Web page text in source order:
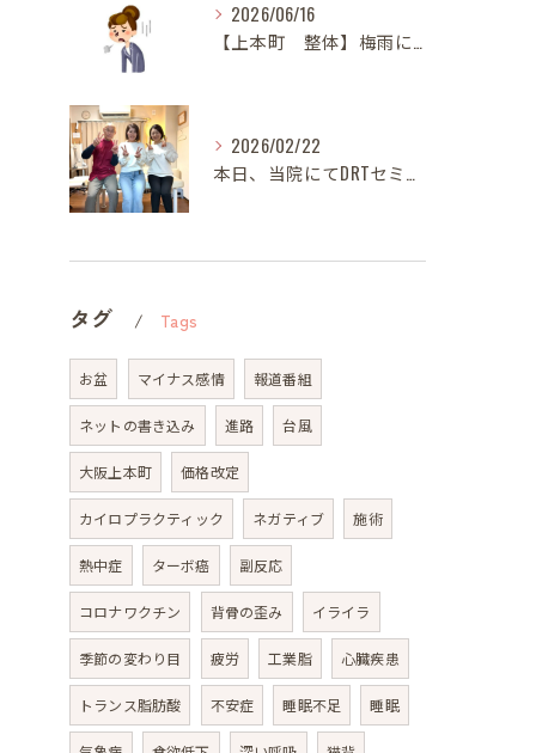
2026/06/16
【上本町 整体】梅雨になると体調が悪くなる方へ
2026/02/22
本日、当院にてDRTセミナーを開催いたしました。
タグ Tags
お盆 マイナス感情 報道番組
ネットの書き込み 進路 台風
大阪上本町 価格改定
カイロプラクティック ネガティブ 施術
熱中症 ターボ癌 副反応
コロナワクチン 背骨の歪み イライラ
季節の変わり目 疲労 工業脂 心臓疾患
トランス脂肪酸 不安症 睡眠不足 睡眠